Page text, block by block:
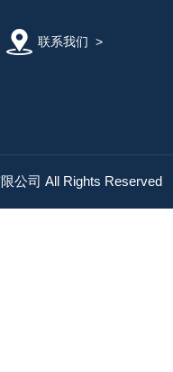
联系我们 >
公司 All Rights Reserved